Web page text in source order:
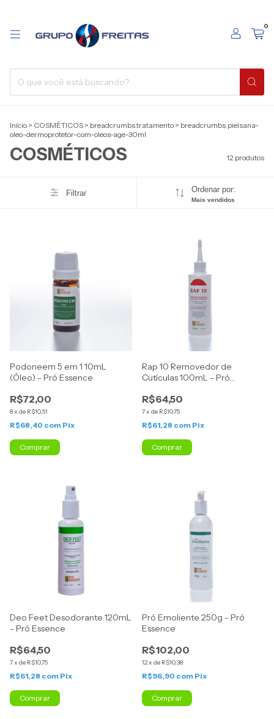
0
Início > COSMÉTICOS > breadcrumbs.tratamento > breadcrumbs.pielsana-
oleo-dermoprotetor-com-oleos-age-30ml
COSMÉTICOS 12 produtos
Filtrar Ordenar por:
Mais vendidos
Podoneem 5 em 1 10mL
(Óleo) - Pró Essence
R$72,00
8x de R$10,51
R$68,40 com Pix
Rap 10 Removedor de
Cutículas 100mL - Pró
R$64,50
7x de R$10,75
R$61,28 com Pix
Deo Feet Desodorante 120mL
- Pró Essence
R$64,50
7x de R$10,75
R$61,28 com Pix
Pró Emoliente 250g - Pró
Essence
R$102,00
12x de R$10,38
R$96,90 com Pix